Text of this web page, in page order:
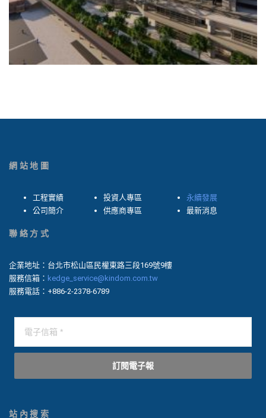
網站地圖
工程實績
公司簡介
投資人專區
供應商專區
永續發展
最新消息
聯絡方式
企業地址：台北市松山區民權東路三段169號9樓
服務信箱： kedge_service@kindom.com.tw
服務電話：+886-2-2378-6789
訂閱電子報
站內搜索